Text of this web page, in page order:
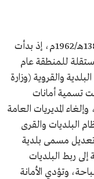
يعود تأسيس أمانة منطقة الباحة إلى عام 1382هـ/1962م، إذ بدأت
للمنطقة عام
البلدية والقروية (وزارة
تسمية أمانات
المديريات العامة
البلديات والقرى
إذ عدل اسم تعديل مسمى بلدية
إلى ربط البلديات
وتؤدي الأمانة